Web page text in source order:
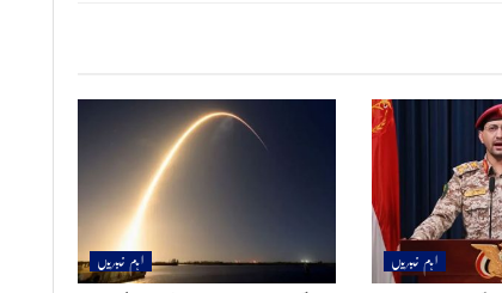
اہم خبریں اہم خبریں